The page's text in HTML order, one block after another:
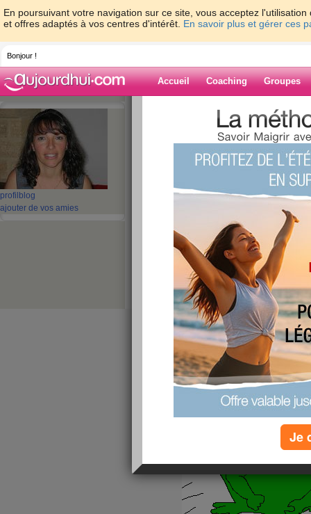
En poursuivant votre navigation sur ce site, vous acceptez
et offres adaptés à vos centres d'intérêt. En savoir plus et gérer ces
Bonjour !
Accueil Coaching Groupes
profil blog
ajouter de vos amies
> > Il pleut, il
Blog de Ingui
Il pleut, il mouille
DécouvrezLombard
Je